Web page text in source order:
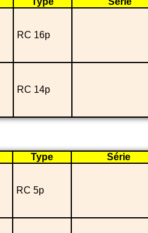
RC 16p
RC 14p
Type Série
RC 5p